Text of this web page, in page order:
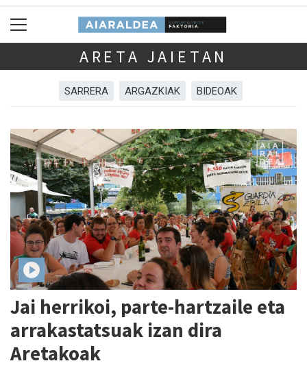
ARETA JAIETAN
SARRERA ARGAZKIAK BIDEOAK
Jai herrikoi, parte-hartzaile eta
arrakastatsuak izan dira
Aretakoak